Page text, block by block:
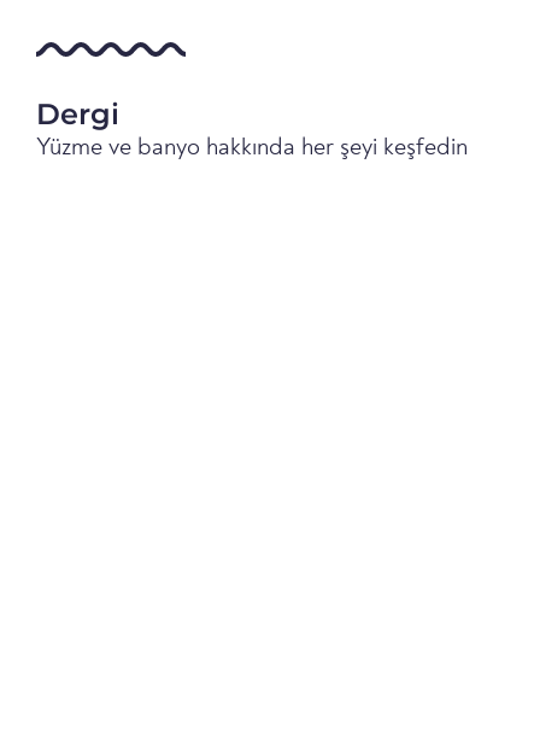
Dergi
Yüzme ve banyo hakkında her şeyi keşfedin